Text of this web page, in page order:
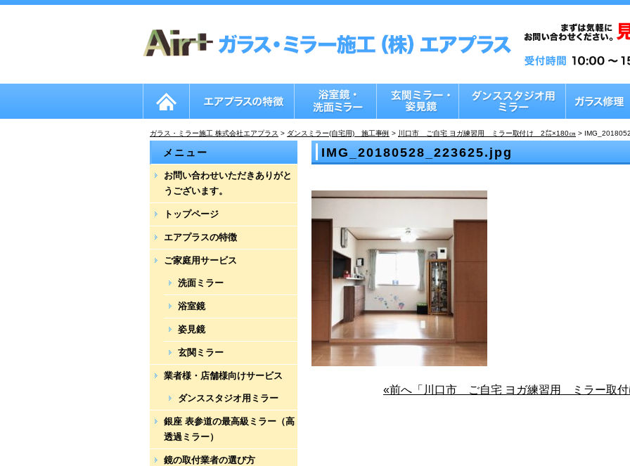
ガラス・ミラー施工 株式会社エアプラス > ダンスミラー(自宅用) 施工事例 > 川口市 ご自宅 ヨガ練習用 ミラー取付け 2㍍×180㎝ >
IMG_20180528_223625.jpg
«前へ「川口市 ご自宅 ヨガ練習用 ミラー取
メニュー
お問い合わせいただきありがと
うございます。
トップページ
エアプラスの特徴
ご家庭用サービス
洗面ミラー
浴室鏡
姿見鏡
玄関ミラー
業者様・店舗様向けサービス
ダンススタジオ用ミラー
銀座 表参道の最高級ミラー（高
透過ミラー）
鏡の取付業者の選び方